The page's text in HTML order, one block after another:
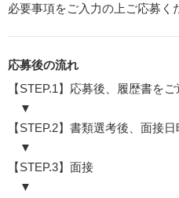
必要事項をご入力の上ご応募く
応募後の流れ
【STEP.1】応募後、履歴書を
▼
【STEP.2】書類選考後、面接
▼
【STEP.3】面接
▼